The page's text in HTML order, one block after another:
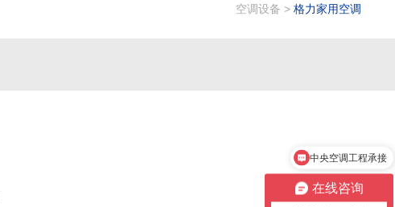
空调设备 > 格力家用空调
在线咨询
中央空调工程承接